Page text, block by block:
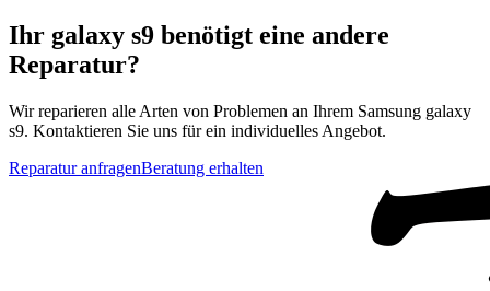
Ihr galaxy s9 benötigt eine andere
Reparatur?
Wir reparieren alle Arten von Problemen an Ihrem Samsung galaxy
s9. Kontaktieren Sie uns für ein individuelles Angebot.
Reparatur anfragenBeratung erhalten